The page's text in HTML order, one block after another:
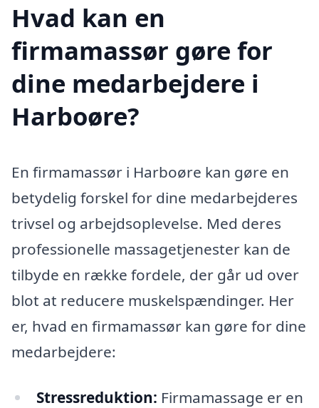
Hvad kan en
firmamassør gøre for
dine medarbejdere i
Harboøre?
En firmamassør i Harboøre kan gøre en
betydelig forskel for dine medarbejderes
trivsel og arbejdsoplevelse. Med deres
professionelle massagetjenester kan de
tilbyde en række fordele, der går ud over
blot at reducere muskelspændinger. Her
er, hvad en firmamassør kan gøre for dine
medarbejdere:
Stressreduktion: Firmamassage er en